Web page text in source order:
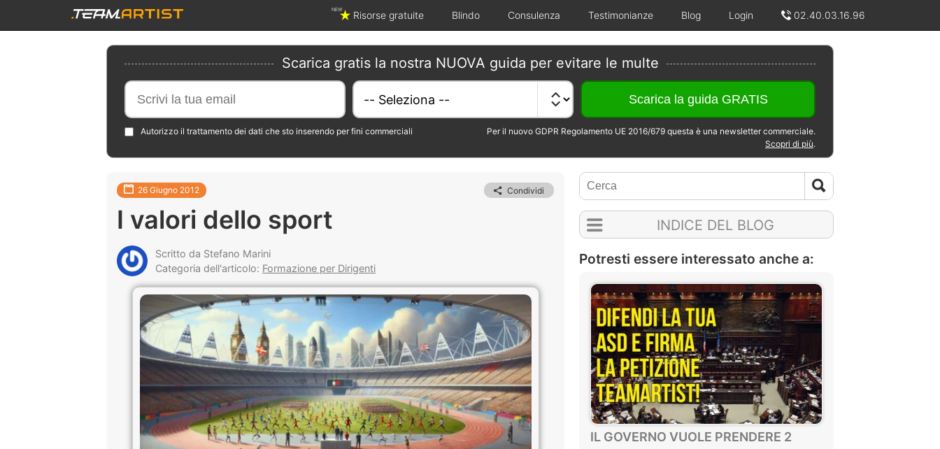
NEW Risorse gratuite Blindo Consulenza Testimonianze Blog Login 02.40.03.16.96
Scarica gratis la nostra NUOVA guida per evitare le multe
Autorizzo il trattamento dei dati che sto inserendo per fini commerciali
Per il nuovo GDPR Regolamento UE 2016/679 questa è una newsletter commerciale.
Scopri di più.
26 Giugno 2012 Condividi
I valori dello sport
Scritto da Stefano Marini
Categoria dell'articolo: Formazione per Dirigenti
INDICE DEL BLOG
Potresti essere interessato anche a:
IL GOVERNO VUOLE PRENDERE 2